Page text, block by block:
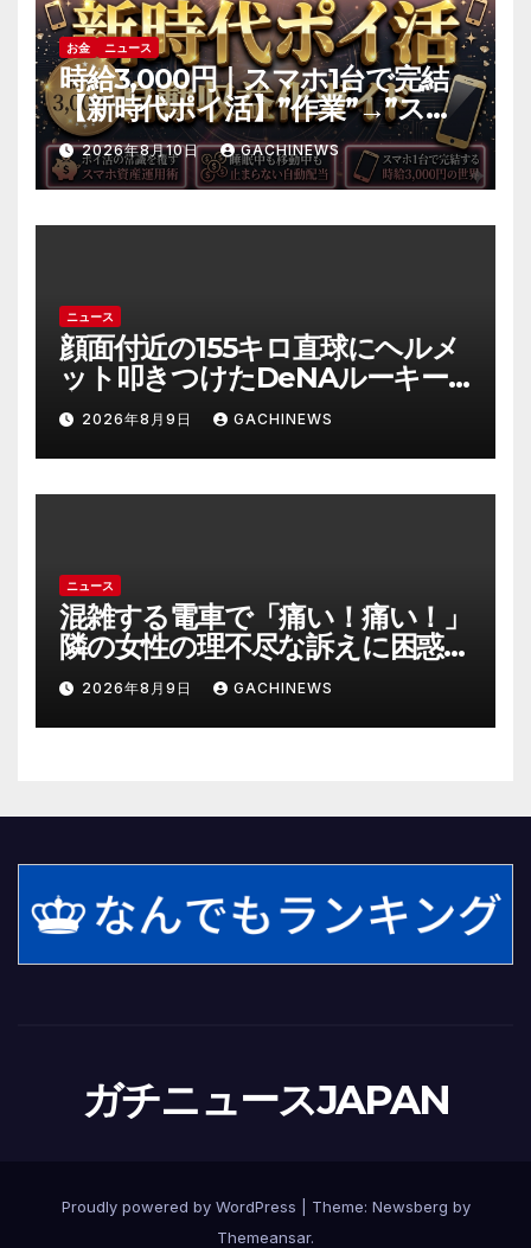
お金 ニュース
時給3,000円｜スマホ1台で完結
【新時代ポイ活】”作業”→”スマ
ホ資産の運用”へ｜自動収益の仕
組み化の全手順
2026年8月10日 GACHINEWS
ニュース
顔面付近の155キロ直球にヘルメ
ット叩きつけたDeNAルーキー
宮下朝陽に擁護の声 「負けん気
必要」と球団OB(J-CASTニュー
ス)
2026年8月9日 GACHINEWS
ニュース
混雑する電車で「痛い！痛い！」
隣の女性の理不尽な訴えに困惑
時間が過ぎるのを待つしかなか
った(J-CASTニュース)
2026年8月9日 GACHINEWS
ガチニュースJAPAN
Proudly powered by WordPress Theme: Newsberg by
Themeansar.